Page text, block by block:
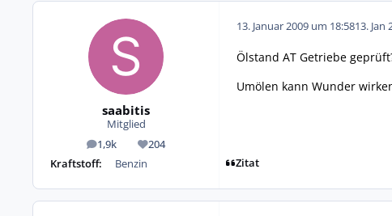
saabitis
Mitglied
1,9k
Beiträge 204
Reputation
Kraftstoff:
Benzin
13. Januar 2009 um 18:5813. Jan
Ölstand AT Getriebe
Umölen kann Wunder
Zitat